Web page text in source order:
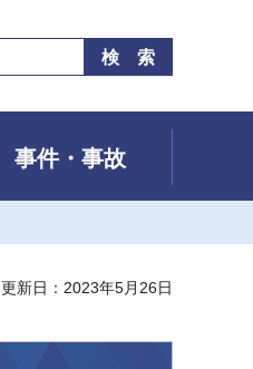
事件・事故
更新日：2023年5月26日